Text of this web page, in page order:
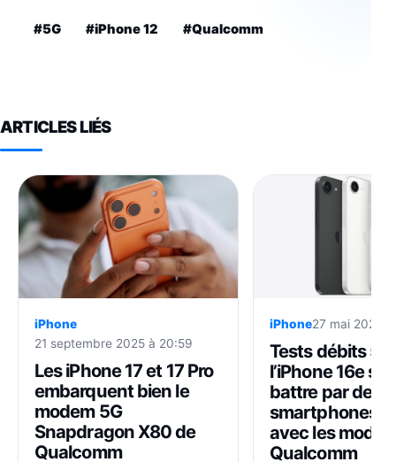
#5G #iPhone 12 #Qualcomm
ARTICLES LIÉS
iPhone
21 septembre 2025 à 20:59
Les iPhone 17 et 17 Pro
embarquent bien le
modem 5G
Snapdragon X80 de
Qualcomm
iPhone27 mai 2025
Tests débits 5G
l’iPhone 16e se
battre par des
smartphones
avec les
Qualcomm